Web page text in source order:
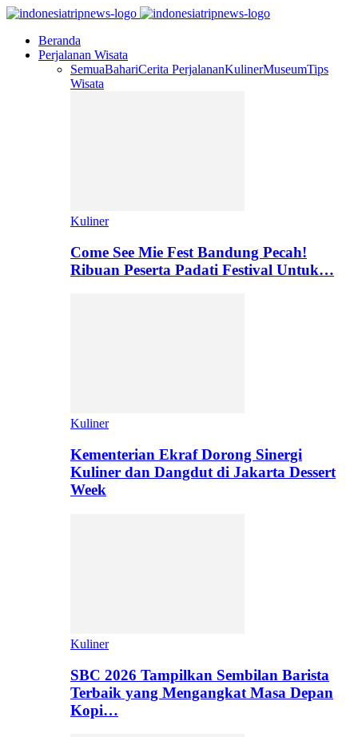
Beranda
Perjalanan Wisata
SemuaBahariCerita PerjalananKulinerMuseumTips
Wisata
Kuliner
Come See Mie Fest Bandung Pecah!
Ribuan Peserta Padati Festival Untuk…
Kuliner
Kementerian Ekraf Dorong Sinergi
Kuliner dan Dangdut di Jakarta Dessert
Week
Kuliner
SBC 2026 Tampilkan Sembilan Barista
Terbaik yang Mengangkat Masa Depan
Kopi…